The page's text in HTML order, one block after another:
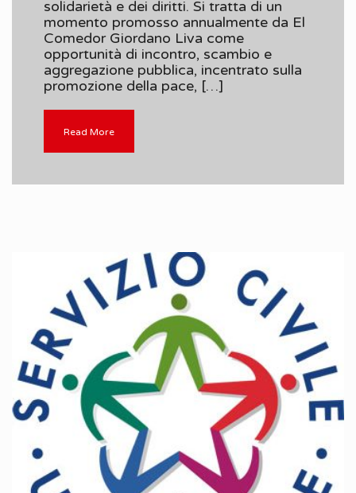
solidarietà e dei diritti. Si tratta di un
momento promosso annualmente da El
Comedor Giordano Liva come
opportunità di incontro, scambio e
aggregazione pubblica, incentrato sulla
promozione della pace, […]
Read More